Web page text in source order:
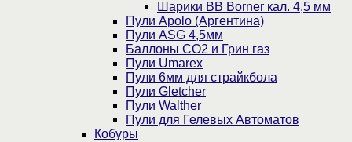
Шарики BB Borner кал. 4,5 мм
Пули Apolo (Аргентина)
Пули ASG 4,5мм
Баллоны CO2 и Грин газ
Пули Umarex
Пули 6мм для страйкбола
Пули Gletcher
Пули Walther
Пули для Гелевых Автоматов
Кобуры